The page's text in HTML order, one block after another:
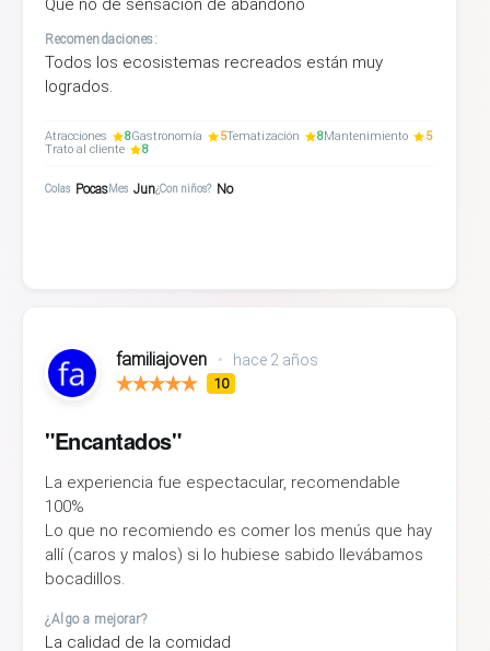
Que no dé sensación de abandono
Recomendaciones:
Todos los ecosistemas recreados están muy
logrados.
Atracciones 8Gastronomía 5Tematización 8Mantenimiento
5
Trato al cliente
8
Colas PocasMes Jun¿Con niños? No
familiajoven • hace 2 años
10
"Encantados"
La experiencia fue espectacular, recomendable
100%
Lo que no recomiendo es comer los menús que hay
allí (caros y malos) si lo hubiese sabido llevábamos
bocadillos.
¿Algo a mejorar?
La calidad de la comidad